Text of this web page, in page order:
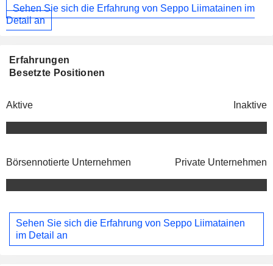
Sehen Sie sich die Erfahrung von Seppo Liimatainen im
Detail an
Erfahrungen
Besetzte Positionen
Aktive Inaktive
Börsennotierte Unternehmen Private Unternehmen
Sehen Sie sich die Erfahrung von Seppo Liimatainen
im Detail an